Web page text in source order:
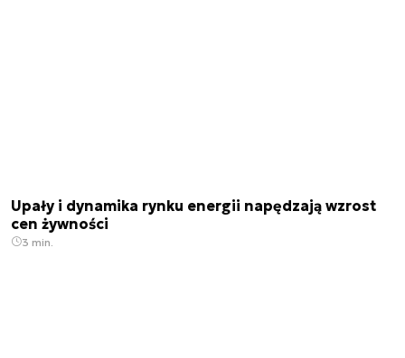
Upały i dynamika rynku energii napędzają wzrost
cen żywności
3 min.